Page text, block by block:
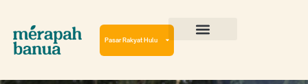
konten
Pasar Rakyat Hulu